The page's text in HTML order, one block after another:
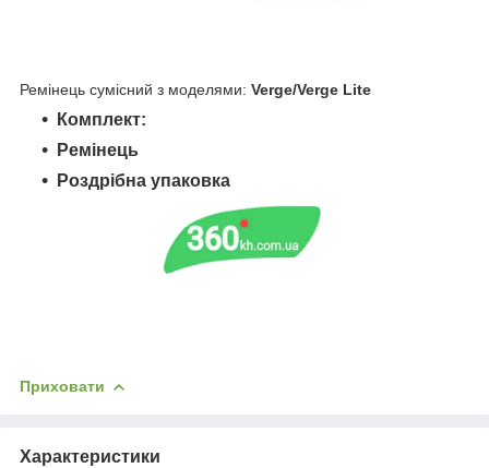
Ремінець сумісний з моделями: Verge/Verge Lite
Комплект:
Ремінець
Роздрібна упаковка
Приховати
Характеристики